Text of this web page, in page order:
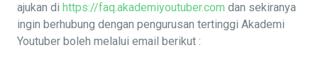
ajukan di https://faq.akademiyoutuber.com dan sekiranya
ingin berhubung dengan pengurusan tertinggi Akademi
Youtuber boleh melalui email berikut :